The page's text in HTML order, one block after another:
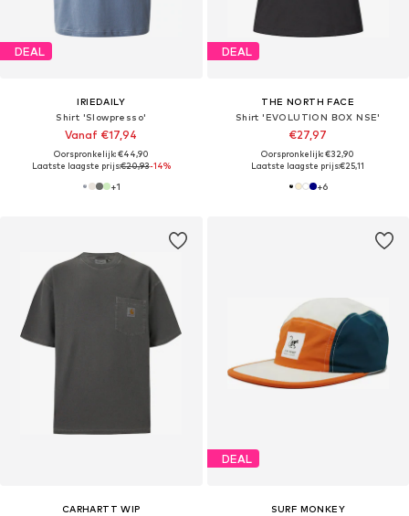
DEAL
IRIEDAILY
Shirt 'Slowpresso'
Vanaf €17,94
Oorspronkelijk: €44,90
Laatste laagste prijs:€20,93-14%
+1
DEAL
THE NORTH FACE
Shirt 'EVOLUTION BOX NSE'
€27,97
Oorspronkelijk: €32,90
Laatste laagste prijs:€25,11
+6
CARHARTT WIP
DEAL
SURF MONKEY